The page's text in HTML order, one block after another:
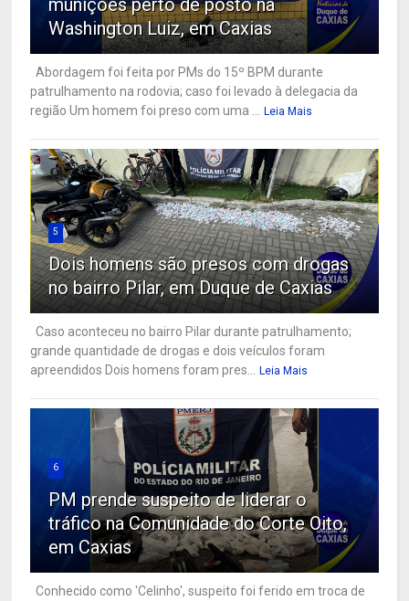
Washington Luiz, em Caxias
Abordagem foi feita por PMs do 15º BPM durante
patrulhamento na rodovia; caso foi levado à delegacia da
região Um homem foi preso com uma ...
Leia Mais
5
Dois homens são presos com drogas
no bairro Pilar, em Duque de Caxias
Caso aconteceu no bairro Pilar durante patrulhamento;
grande quantidade de drogas e dois veículos foram
apreendidos Dois homens foram pres...
Leia Mais
6
PM prende suspeito de liderar o
tráfico na Comunidade do Corte Oito,
em Caxias
Conhecido como 'Celinho', suspeito foi ferido em troca de